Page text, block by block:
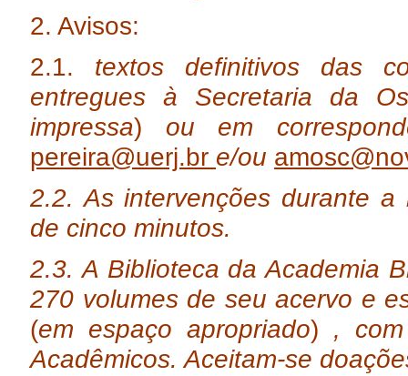
2. Avisos:
2.1. textos definitivos das
entregues à Secretaria da
impressa) ou em
pereira@uerj.br e/ou
2.2. As intervenções durante
de cinco minutos.
2.3. A Biblioteca da Academia
270 volumes de seu acervo e
(em espaço apropriado) ,
Acadêmicos. Aceitam-se